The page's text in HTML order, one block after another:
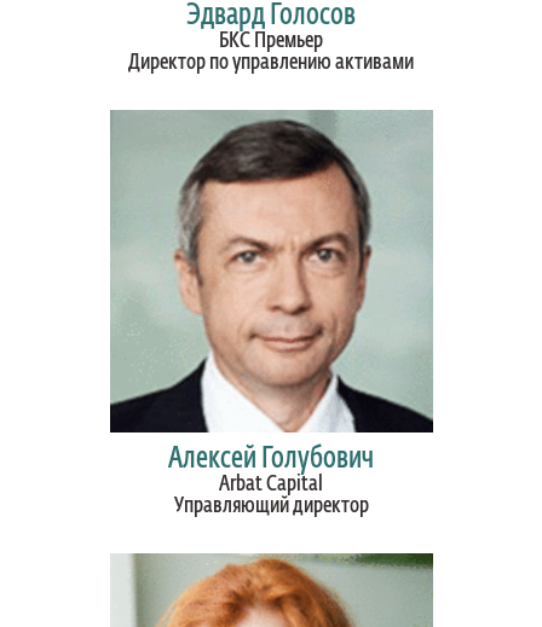
Эдвард Голосов
БКС Премьер
Директор по управлению активами
Алексей Голубович
Arbat Capital
Управляющий директор